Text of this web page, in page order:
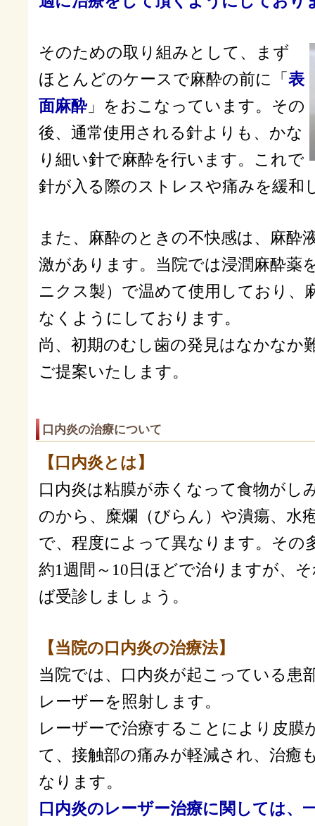
そのための取り組みとして、まず
ほとんどのケースで麻酔の前に「 表
面麻酔」をおこなっています。その
後、通常使用される針よりも、かな
り細い針で麻酔を行います。これで
針が入る際のストレスや痛みを緩和
また、麻酔のときの不快感は、麻酔
激があります。当院では浸潤麻酔薬
ニクス製）で温めて使用しており、
なくようにしております。
尚、初期のむし歯の発見はなかなか
ご提案いたします。
口内炎の治療について
【口内炎とは】
口内炎は粘膜が赤くなって食物がし
のから、糜爛（びらん）や潰瘍、水
で、程度によって異なります。その
約1週間～10日ほどで治りますが、
ば受診しましょう。
【当院の口内炎の治療法】
当院では、口内炎が起こっている患
レーザーを照射します。
レーザーで治療することにより皮膜
て、接触部の痛みが軽減され、治癒
なります。
口内炎のレーザー治療に関しては、